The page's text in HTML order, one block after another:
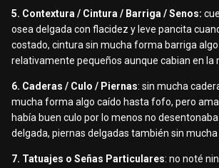
5. Contextura / Cintura / Barriga / Senos:
osea delgada con flacidez y leve pancita
costado, cintura sin mucha forma barriga
relativamente pequeños aunque cabian en la
6. Caderas / Culo / Piernas: sin mucha
mucha forma algo caído hasta fofo, pero
había buen culo por lo menos no
delgada, piernas delgadas también sin
7. Tatuajes o Señas Particulares: no noté